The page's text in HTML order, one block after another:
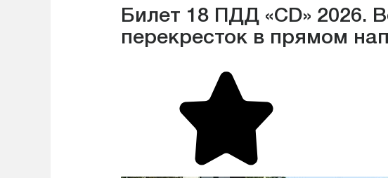
Билет 18 ПДД «CD» 2026.
перекресток в прямом